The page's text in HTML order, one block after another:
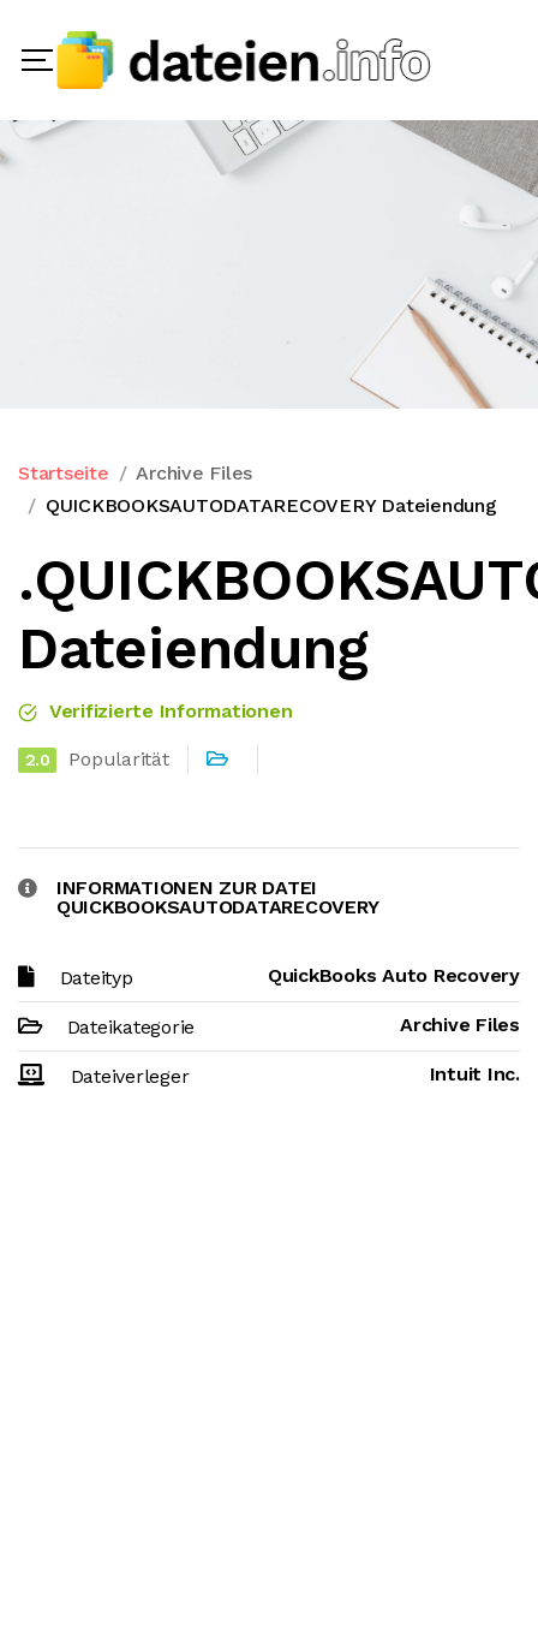
Startseite
Archive Files
QUICKBOOKSAUTODATARECOVERY Dateiendung
Dateiendung
Verifizierte Informationen
2.0 Popularität
INFORMATIONEN ZUR DATEI
QUICKBOOKSAUTODATARECOVERY
Dateityp QuickBooks Auto Recovery
Dateikategorie Archive Files
Dateiverleger Intuit Inc.